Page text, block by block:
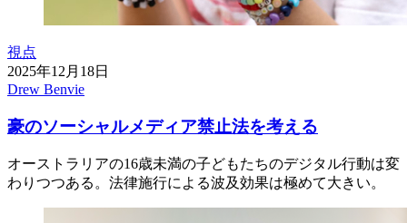
視点
2025年12月18日
Drew Benvie
豪のソーシャルメディア禁止法を考える
オーストラリアの16歳未満の子どもたちのデジタル行動は変
わりつつある。法律施行による波及効果は極めて大きい。